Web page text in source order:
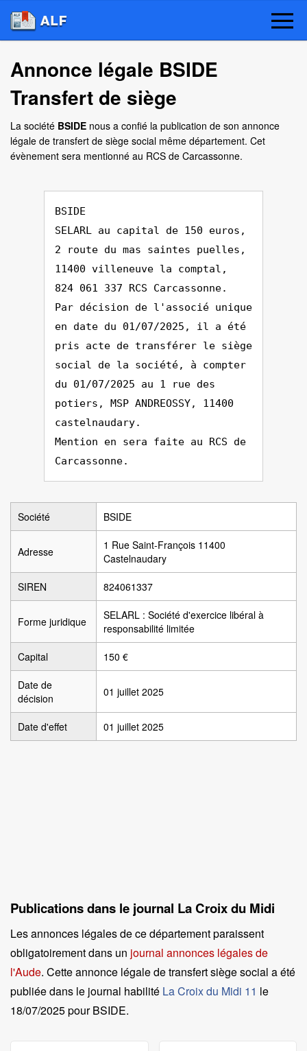
Annonce légale BSIDE
Transfert de siège
La société BSIDE nous a confié la publication de son annonce
légale de transfert de siège social même département. Cet
évènement sera mentionné au RCS de Carcassonne.
BSIDE
SELARL au capital de 150 euros,
2 route du mas saintes puelles,
11400 villeneuve la comptal,
824 061 337 RCS Carcassonne.
Par décision de l'associé unique
en date du 01/07/2025, il a été
pris acte de transférer le siège
social de la société, à compter
du 01/07/2025 au 1 rue des
potiers, MSP ANDREOSSY, 11400
castelnaudary.
Mention en sera faite au RCS de
Carcassonne.
Société BSIDE
Adresse
1 Rue Saint-François 11400
Castelnaudary
SIREN 824061337
Forme juridique
SELARL : Société d'exercice libéral à
responsabilité limitée
Capital 150 €
Date de
décision
01 juillet 2025
Date d'effet 01 juillet 2025
Publications dans le journal La Croix du Midi
Les annonces légales de ce département paraissent
obligatoirement dans un journal annonces légales de
l'Aude. Cette annonce légale de transfert siège social a été
publiée dans le journal habilité La Croix du Midi 11 le
18/07/2025 pour BSIDE.